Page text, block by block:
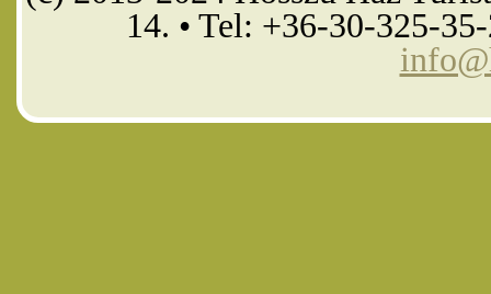
14. • Tel: +36-30-325-